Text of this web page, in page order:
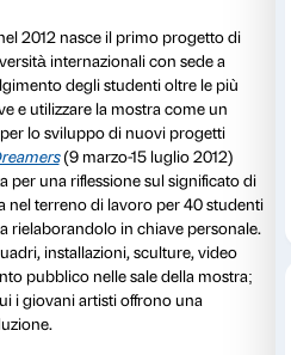
delle Accademie
andare oltre formati più
un progetto dal
la mostre in uno